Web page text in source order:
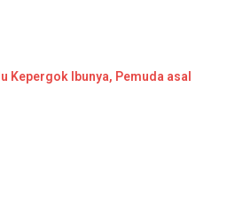
Kepergok Ibunya, Pemuda asal